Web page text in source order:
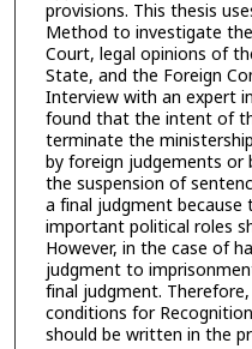
provisions. This thesis
Method to investigate
Court, legal opinions of
State, and the Foreign
Interview with an expert
found that the intent of
terminate the
by foreign judgements or
the suspension of
a final judgment because
important political roles
However, in the case of
judgment to
final judgment.
conditions for
should be written in the